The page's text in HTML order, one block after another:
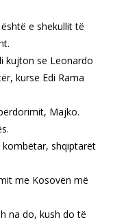
e shekullit të
kujton se Leonardo
kurse Edi Rama
Majko.
kombëtar, shqiptarët
me Kosovën më
na do, kush do të